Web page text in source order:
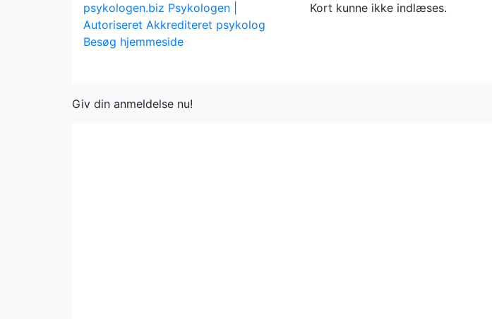
psykologen.biz Psykologen |
Autoriseret Akkrediteret psykolog
Besøg hjemmeside
Kort kunne ikke indlæses.
Giv din anmeldelse nu!